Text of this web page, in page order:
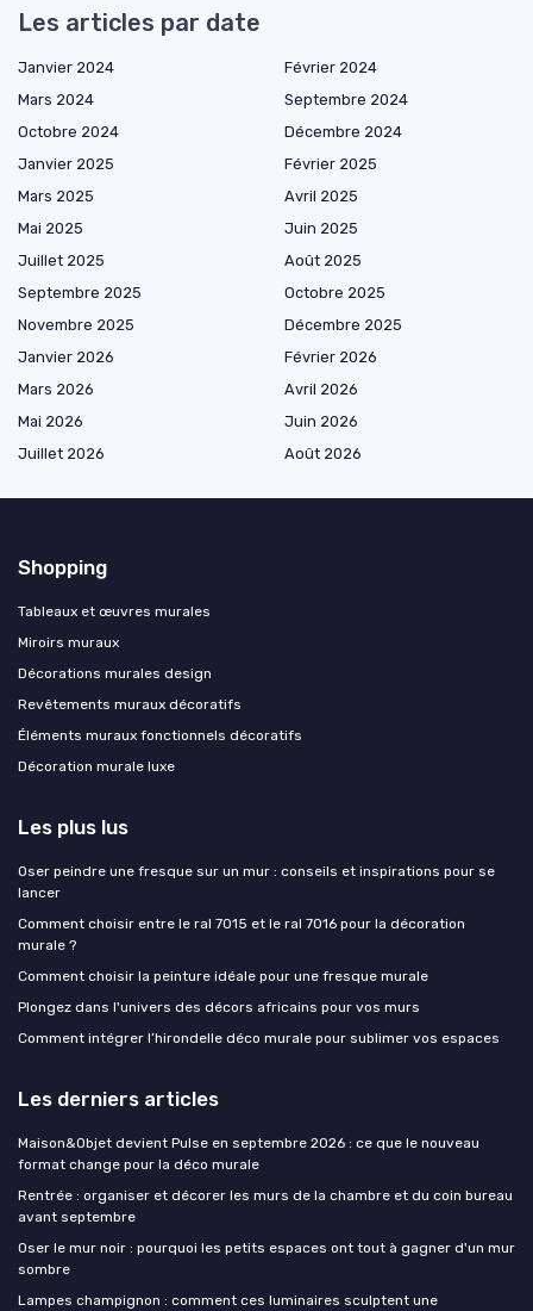
Les articles par date
Janvier 2024
Février 2024
Mars 2024
Septembre 2024
Octobre 2024
Décembre 2024
Janvier 2025
Février 2025
Mars 2025
Avril 2025
Mai 2025
Juin 2025
Juillet 2025
Août 2025
Septembre 2025
Octobre 2025
Novembre 2025
Décembre 2025
Janvier 2026
Février 2026
Mars 2026
Avril 2026
Mai 2026
Juin 2026
Juillet 2026
Août 2026
Shopping
Tableaux et œuvres murales
Miroirs muraux
Décorations murales design
Revêtements muraux décoratifs
Éléments muraux fonctionnels décoratifs
Décoration murale luxe
Les plus lus
Oser peindre une fresque sur un mur : conseils et inspirations pour se
lancer
Comment choisir entre le ral 7015 et le ral 7016 pour la décoration
murale ?
Comment choisir la peinture idéale pour une fresque murale
Plongez dans l'univers des décors africains pour vos murs
Comment intégrer l’hirondelle déco murale pour sublimer vos espaces
Les derniers articles
Maison&Objet devient Pulse en septembre 2026 : ce que le nouveau
format change pour la déco murale
Rentrée : organiser et décorer les murs de la chambre et du coin bureau
avant septembre
Oser le mur noir : pourquoi les petits espaces ont tout à gagner d'un mur
sombre
Lampes champignon : comment ces luminaires sculptent une